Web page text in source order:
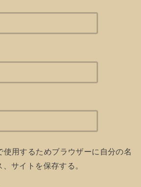
使用するためブラウザーに自分の名
サイトを保存する。